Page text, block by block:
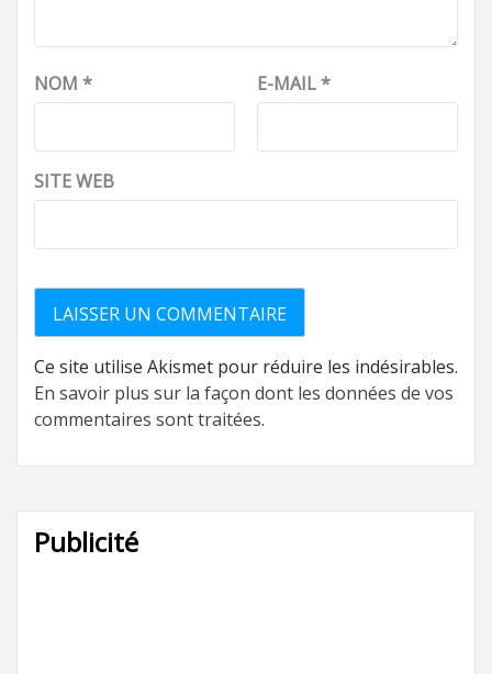
NOM * E-MAIL*
SITE WEB
Ce site utilise Akismet pour réduire les indésirables.
En savoir plus sur la façon dont les données de vos
commentaires sont traitées.
Publicité